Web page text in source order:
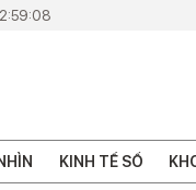
KINH TẾ SỐ